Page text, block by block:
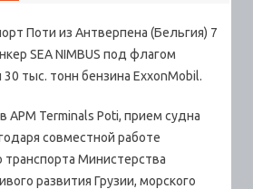
Поти из Антверпена (Бельгия) 7
SEA NIMBUS под флагом
тыс. тонн бензина ExxonMobil.
в APM Terminals Poti, прием судна
совместной работе
транспорта Министерства
развития Грузии, морского